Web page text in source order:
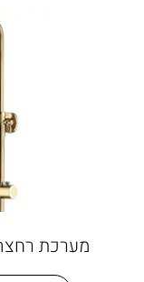
מערכת